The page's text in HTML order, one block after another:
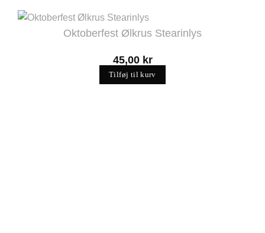
Oktoberfest Ølkrus Stearinlys
45,00 kr
Tilføj til kurv